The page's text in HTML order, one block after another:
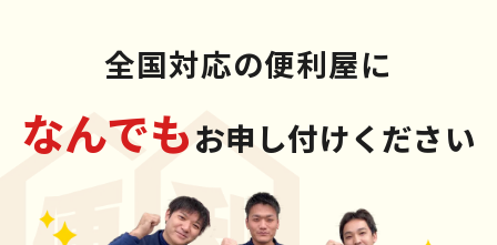
全国対応の便利屋に
なんでもお申し付けください